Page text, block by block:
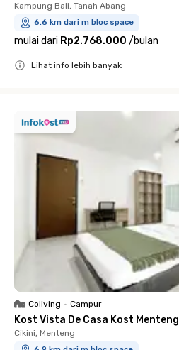
Kampung Bali, Tanah Abang
6.6 km dari m bloc space
mulai dari Rp2.768.000 /bulan
Lihat info lebih banyak
Coliving • Campur
Kost Vista De Casa Kost Menteng
Cikini, Menteng